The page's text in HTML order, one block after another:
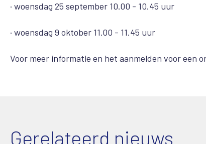
· woensdag 25 september 10.00 - 10.45 uur
· woensdag 9 oktober 11.00 - 11.45 uur
Voor meer informatie en het aanmelden voor een
Gerelateerd nieuws